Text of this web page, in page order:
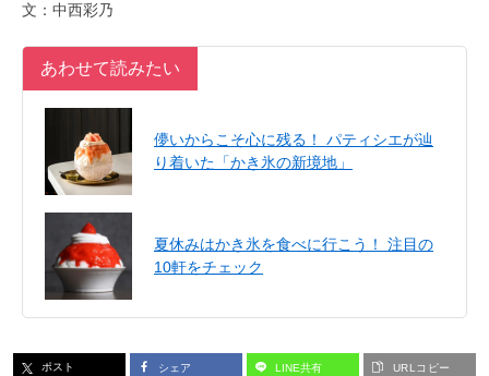
文：中西彩乃
あわせて読みたい
儚いからこそ心に残る！ パティシエが辿
り着いた「かき氷の新境地」
夏休みはかき氷を食べに行こう！ 注目の
10軒をチェック
ポスト シェア LINE共有 URLコピー